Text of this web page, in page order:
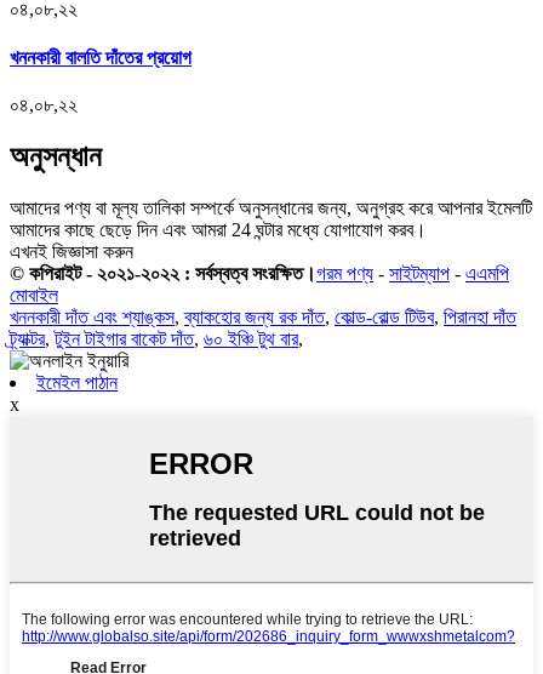
০৪,০৮,২২
খননকারী বালতি দাঁতের প্রয়োগ
০৪,০৮,২২
অনুসন্ধান
আমাদের পণ্য বা মূল্য তালিকা সম্পর্কে অনুসন্ধানের জন্য, অনুগ্রহ করে আপনার ইমেলটি
আমাদের কাছে ছেড়ে দিন এবং আমরা 24 ঘন্টার মধ্যে যোগাযোগ করব।
এখনই জিজ্ঞাসা করুন
© কপিরাইট - ২০২১-২০২২ : সর্বস্বত্ব সংরক্ষিত।গরম পণ্য - সাইটম্যাপ - এএমপি
মোবাইল
খননকারী দাঁত এবং শ্যাঙ্কস,ব্যাকহোর জন্য রক দাঁত, কোল্ড-রোল্ড টিউব, পিরানহা দাঁত
ট্র্যাক্টর,টুইন টাইগার বাকেট দাঁত, ৬০ ইঞ্চি টুথ বার,
ইমেইল পাঠান
x